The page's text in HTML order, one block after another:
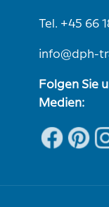
Tel. +45 66
info@dph-
Folgen Sie
Medien: